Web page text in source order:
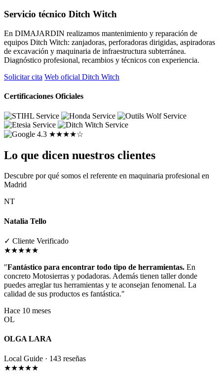
Servicio técnico Ditch Witch
En DIMAJARDIN realizamos mantenimiento y reparación de
equipos Ditch Witch: zanjadoras, perforadoras dirigidas, aspiradoras
de excavación y maquinaria de infraestructura subterránea.
Diagnóstico profesional, recambios y técnicos con experiencia.
Solicitar cita Web oficial Ditch Witch
Certificaciones Oficiales
4.3 ★★★★☆
Lo que dicen nuestros clientes
Descubre por qué somos el referente en maquinaria profesional en
Madrid
NT
Natalia Tello
✓ Cliente Verificado
★★★★★
"Fantástico para encontrar todo tipo de herramientas. En
concreto Motosierras y podadoras. Además tienen taller donde
puedes arreglar tus herramientas y te aconsejan fenomenal. La
calidad de sus productos es fantástica."
Hace 10 meses
OL
OLGA LARA
Local Guide · 143 reseñas
★★★★★